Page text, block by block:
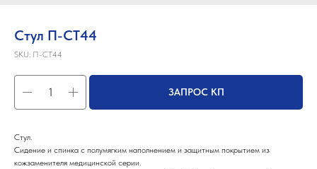
Стул П-СТ44
SKU: П-СТ44
ЗАПРОС КП
Стул.
Сидение и спинка с полумягким наполнением и защитным покрытием из
кожзаменителя медицинской серии.